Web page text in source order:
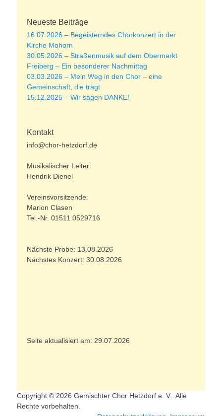
Neueste Beiträge
16.07.2026 – Begeisterndes Chorkonzert in der
Kirche Mohorn
30.05.2026 – Straßenmusik auf dem Obermarkt
Freiberg – Ein besonderer Nachmittag
03.03.2026 – Mein Weg in den Chor – eine
Gemeinschaft, die trägt
15.12.2025 – Wir sagen DANKE!
Kontakt
info@chor-hetzdorf.de
Musikalischer Leiter:
Hendrik Dienel
Vereinsvorsitzende:
Marion Clasen
Tel.-Nr. 01511 0529716
Nächste Probe: 13.08.2026
Nächstes Konzert: 30.08.2026
Seite aktualisiert am: 29.07.2026
Copyright © 2026 Gemischter Chor Hetzdorf e. V.. Alle
Rechte vorbehalten.